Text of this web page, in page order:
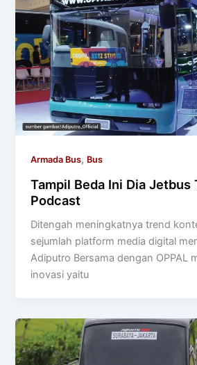
Armada Bus, Bus
Tampil Beda Ini Dia Jetbus
Podcast
Ditengah meningkatnya trend
sejumlah platform media digital
Adiputro Bersama dengan OPPAL
inovasi yaitu